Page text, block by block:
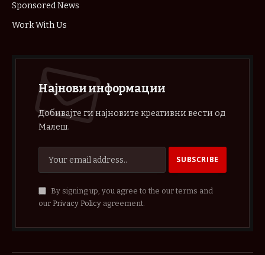
Sponsored News
Work With Us
Најнови информации
Добивајте ги најновите креативни вести од
Малеш.
By signing up, you agree to the our terms and
our Privacy Policyagreement.